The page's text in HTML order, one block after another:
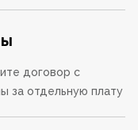
договор с
за отдельную плату